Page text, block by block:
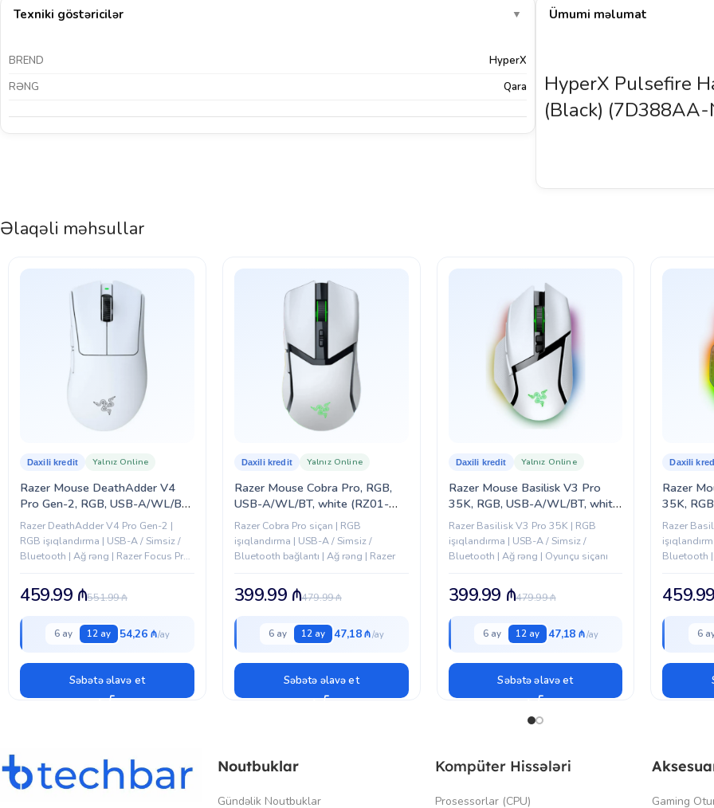
Texniki göstəricilər ▼
BREND
HyperX
RƏNG
Qara
Ümumi məlumat
HyperX Pulsefire
(Black) (7D388AA-
Əlaqəli məhsullar
Razer Mouse DeathAdder V4
Pro Gen-2, RGB, USB-A/WL/BT,
white (RZ01-05330200-R3G1)
Daxili kredit Yalnız Online
Razer DeathAdder V4 Pro Gen-2 |
RGB işıqlandırma | USB-A / Simsiz /
Bluetooth | Ağ rəng | Razer Focus Pro
551.99₼
459.99 ₼
6 ay 12 ay 54,26 ₼
Səbətə əlavə et
Razer Mouse Cobra Pro, RGB,
USB-A/WL/BT, white (RZ01-
04660200-R3G1)
Daxili kredit Yalnız Online
Razer Cobra Pro siçan | RGB
işıqlandırma | USB-A / Simsiz /
Bluetooth bağlantı | Ağ rəng | Razer
479.99₼
399.99 ₼
6 ay 12 ay 47,18 ₼
Səbətə əlavə et
Razer Mouse Basilisk V3 Pro
35K, RGB, USB-A/WL/BT, white
(RZ01-05240200-R3G1)
Daxili kredit Yalnız Online
Razer Basilisk V3 Pro 35K | RGB
işıqlandırma | USB-A / Simsiz /
Bluetooth | Ağ rəng | Oyunçu siçanı
479.99₼
399.99 ₼
6 ay 12 ay 47,18 ₼
Səbətə əlavə et
Razer
35K,
Daxili
Razer
Bluetooth
6
Noutbuklar
Gündəlik Noutbuklar
Kompüter Hissələri
Prosessorlar (CPU) Gaming